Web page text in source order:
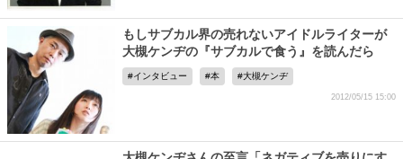
もしサブカル界の売れないアイドルライターが
大槻ケンヂの『サブカルで食う』を読んだら
インタビュー 本 大槻ケンヂ
2012/05/15 15:00